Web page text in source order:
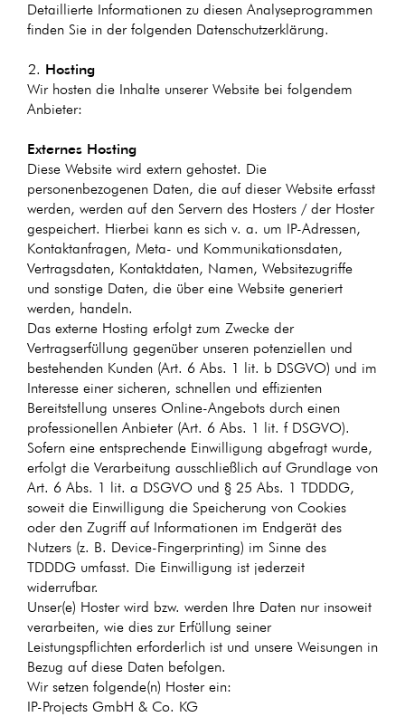
Detaillierte Informationen zu diesen Analyseprogrammen
finden Sie in der folgenden Datenschutzerklärung.
Hosting
Wir hosten die Inhalte unserer Website bei folgendem
Anbieter:
Externes Hosting
Diese Website wird extern gehostet. Die
personenbezogenen Daten, die auf dieser Website erfasst
werden, werden auf den Servern des Hosters / der Hoster
gespeichert. Hierbei kann es sich v. a. um IP-Adressen,
Kontaktanfragen, Meta- und Kommunikationsdaten,
Vertragsdaten, Kontaktdaten, Namen, Websitezugriffe
und sonstige Daten, die über eine Website generiert
werden, handeln.
Das externe Hosting erfolgt zum Zwecke der
Vertragserfüllung gegenüber unseren potenziellen und
bestehenden Kunden (Art. 6 Abs. 1 lit. b DSGVO) und im
Interesse einer sicheren, schnellen und effizienten
Bereitstellung unseres Online-Angebots durch einen
professionellen Anbieter (Art. 6 Abs. 1 lit. f DSGVO).
Sofern eine entsprechende Einwilligung abgefragt wurde,
erfolgt die Verarbeitung ausschließlich auf Grundlage von
Art. 6 Abs. 1 lit. a DSGVO und § 25 Abs. 1 TDDDG,
soweit die Einwilligung die Speicherung von Cookies
oder den Zugriff auf Informationen im Endgerät des
Nutzers (z. B. Device-Fingerprinting) im Sinne des
TDDDG umfasst. Die Einwilligung ist jederzeit
widerrufbar.
Unser(e) Hoster wird bzw. werden Ihre Daten nur insoweit
verarbeiten, wie dies zur Erfüllung seiner
Leistungspflichten erforderlich ist und unsere Weisungen in
Bezug auf diese Daten befolgen.
Wir setzen folgende(n) Hoster ein:
IP-Projects GmbH & Co. KG